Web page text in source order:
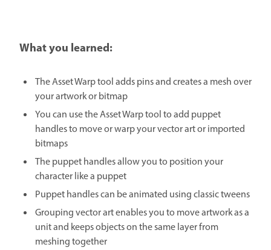
What you learned:
The Asset Warp tool adds pins and creates a mesh over
your artwork or bitmap
You can use the Asset Warp tool to add puppet
handles to move or warp your vector art or imported
bitmaps
The puppet handles allow you to position your
character like a puppet
Puppet handles can be animated using classic tweens
Grouping vector art enables you to move artwork as a
unit and keeps objects on the same layer from
meshing together